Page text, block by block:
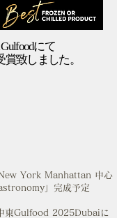
にて
賞致しました。
York Manhattan 中心
」完成予定
東Gulfood 2025Dubaiに